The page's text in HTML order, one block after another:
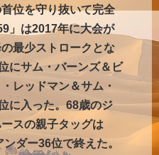
位を守り抜いて完全
」は2017年に大会が
最少ストロークとな
にサム・バーンズ＆ビ
レッドマン＆サム・
に入った。68歳のジ
スの親子タッグは
ダー36位で終えた。